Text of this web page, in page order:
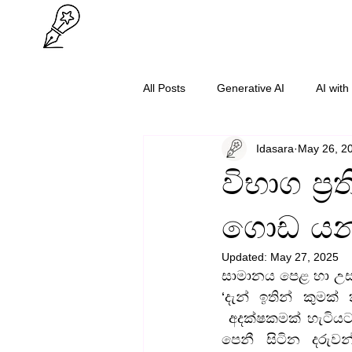
All Posts Generative AI AI with
O/L Success Cybersecurity
විභාග
ගොඩ
Idasara May 26,
Updated: May 27, 2025
සාමානය පෙළ හා
‘දැන් ඉතින් කුමක්
අදක්ෂකමක්
පෙනී සිටින